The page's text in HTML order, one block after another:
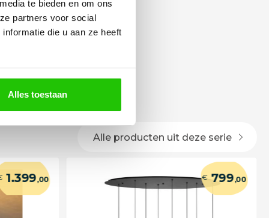
te bieden en om ons
partners voor social
die u aan ze heeft
Alles toestaan
Alle producten uit deze serie
1.399,00 €799,00